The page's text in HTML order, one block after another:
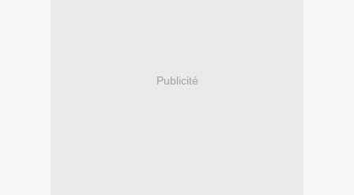
Publicité